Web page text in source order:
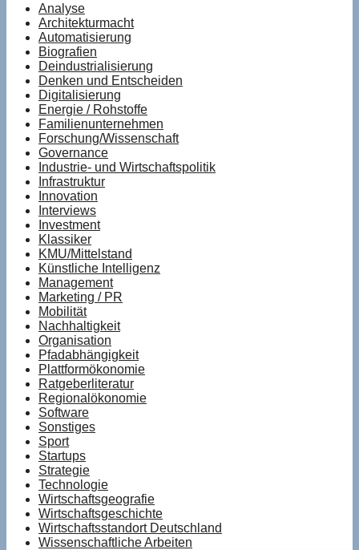
Analyse
Architekturmacht
Automatisierung
Biografien
Deindustrialisierung
Denken und Entscheiden
Digitalisierung
Energie / Rohstoffe
Familienunternehmen
Forschung/Wissenschaft
Governance
Industrie- und Wirtschaftspolitik
Infrastruktur
Innovation
Interviews
Investment
Klassiker
KMU/Mittelstand
Künstliche Intelligenz
Management
Marketing / PR
Mobilität
Nachhaltigkeit
Organisation
Pfadabhängigkeit
Plattformökonomie
Ratgeberliteratur
Regionalökonomie
Software
Sonstiges
Sport
Startups
Strategie
Technologie
Wirtschaftsgeografie
Wirtschaftsgeschichte
Wirtschaftsstandort Deutschland
Wissenschaftliche Arbeiten